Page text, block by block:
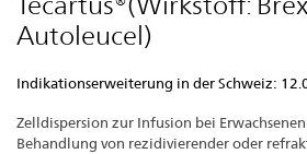
–
Tecartus®
Autoleucel)
Indikationserweiterung in der Schweiz:
Zelldispersion zur Infusion bei
Behandlung von rezidivierender oder